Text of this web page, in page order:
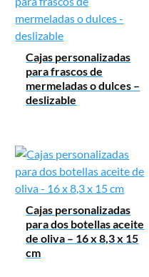
Cajas personalizadas
para frascos de
mermeladas o dulces –
deslizable
Cajas personalizadas
para dos botellas aceite
de oliva – 16 x 8,3 x 15
cm